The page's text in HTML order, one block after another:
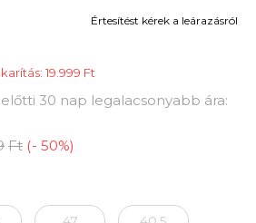
19.999 Ft
30 nap legalacsonyabb ára:
Ft (- 50%)
Értesítést kérek a leárazásról